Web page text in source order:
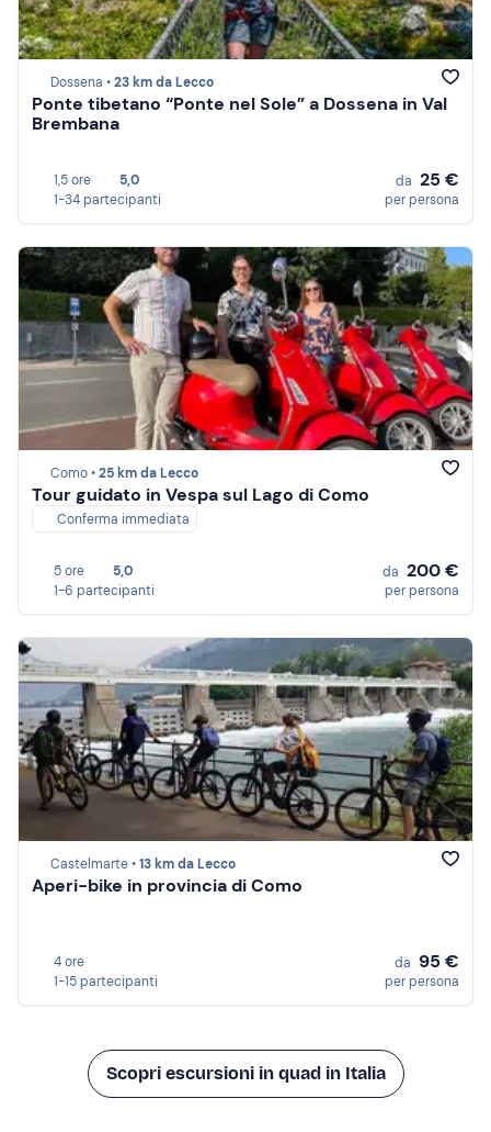
Dossena •23 km da Lecco
Ponte tibetano “Ponte nel Sole” a Dossena in Val
Brembana
1,5 ore
5,0
1-34 partecipanti
da 25 €
per persona
Como •25 km da Lecco
Tour guidato in Vespa sul Lago di Como
Conferma immediata
5 ore
5,0
1-6 partecipanti
da 200 €
per persona
Castelmarte •13 km da Lecco
Aperi-bike in provincia di Como
4 ore
1-15 partecipanti
da 95 €
per persona
Scopri escursioni in quad in Italia